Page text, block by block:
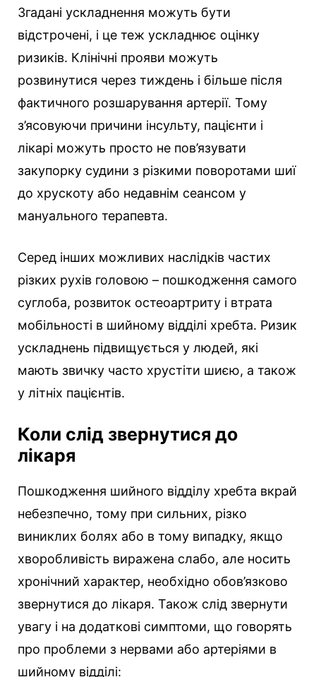
Згадані ускладнення можуть бути
відстрочені, і це теж ускладнює оцінку
ризиків. Клінічні прояви можуть
розвинутися через тиждень і більше після
фактичного розшарування артерії. Тому
з’ясовуючи причини інсульту, пацієнти і
лікарі можуть просто не пов’язувати
закупорку судини з різкими поворотами шиї
до хрускоту або недавнім сеансом у
мануального терапевта.
Серед інших можливих наслідків частих
різких рухів головою – пошкодження самого
суглоба, розвиток остеоартриту і втрата
мобільності в шийному відділі хребта. Ризик
ускладнень підвищується у людей, які
мають звичку часто хрустіти шиєю, а також
у літніх пацієнтів.
Коли слід звернутися до
лікаря
Пошкодження шийного відділу хребта вкрай
небезпечно, тому при сильних, різко
виниклих болях або в тому випадку, якщо
хворобливість виражена слабо, але носить
хронічний характер, необхідно обов’язково
звернутися до лікаря. Також слід звернути
увагу і на додаткові симптоми, що говорять
про проблеми з нервами або артеріями в
шийному відділі: